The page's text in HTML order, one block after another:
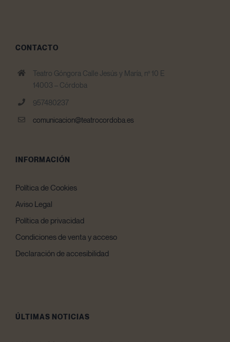
CONTACTO
Teatro Góngora Calle Jesús y María, nº 10 E
14003 – Córdoba
957480237
comunicacion@teatrocordoba.es
INFORMACIÓN
Política de Cookies
Aviso Legal
Política de privacidad
Condiciones de venta y acceso
Declaración de accesibilidad
ÚLTIMAS NOTICIAS